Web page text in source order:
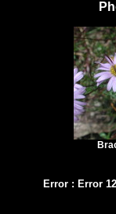
Error : Error